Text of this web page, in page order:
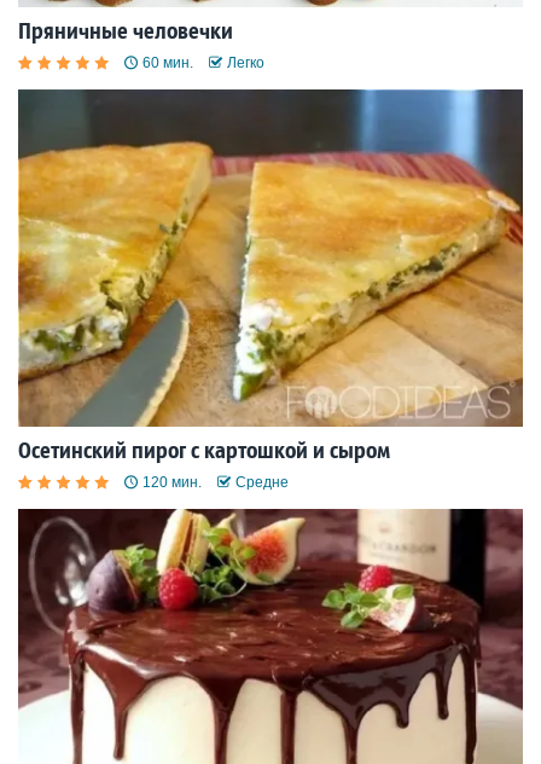
Пряничные человечки
60 мин. Легко
Осетинский пирог с картошкой и сыром
120 мин. Средне